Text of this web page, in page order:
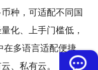
种，可适配不同国
化、上手门槛低，
在多语言适配便捷、
、私有云。